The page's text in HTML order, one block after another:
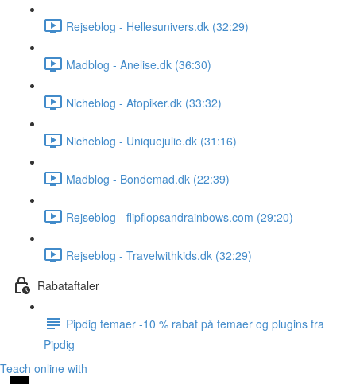
Rejseblog - Hellesunivers.dk (32:29)
Madblog - Anelise.dk (36:30)
Nicheblog - Atopiker.dk (33:32)
Nicheblog - Uniquejulie.dk (31:16)
Madblog - Bondemad.dk (22:39)
Rejseblog - flipflopsandrainbows.com (29:20)
Rejseblog - Travelwithkids.dk (32:29)
Rabataftaler
Pipdig temaer -10 % rabat på temaer og plugins fra
Pipdig
Teach online with